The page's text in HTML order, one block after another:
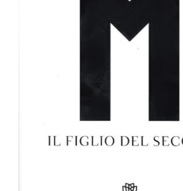
M. Il figlio del secolo